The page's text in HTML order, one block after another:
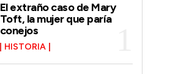
El extraño caso de Mary
Toft, la mujer que paría
conejos
HISTORIA